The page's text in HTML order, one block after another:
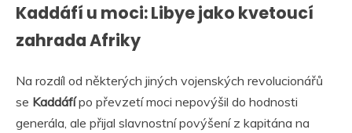
Kaddáfí u moci: Libye jako kvetoucí
zahrada Afriky
Na rozdíl od některých jiných vojenských revolucionářů
se Kaddáfípo převzetí moci nepovýšil do hodnosti
generála, ale přijal slavnostní povýšení z kapitána na